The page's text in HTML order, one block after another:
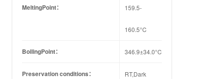
MeltingPoint： 159.5-
160.5°C
BoilingPoint： 346.9±34.0°C(Predicted)
Preservation conditions： RT,Dark